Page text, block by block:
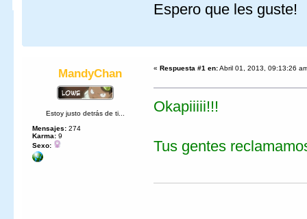
Espero que les guste!
MandyChan
Estoy justo detrás de ti...
Mensajes: 274
Karma: 9
Sexo:
« Respuesta #1 en:Abril 01, 2013, 09:13:26
Okapiiiii!!!
Tus gentes